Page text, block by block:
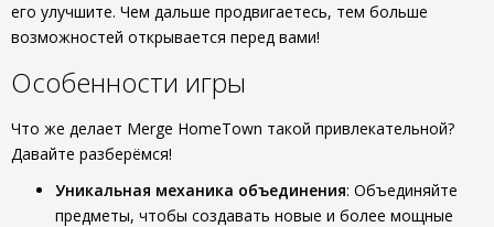
его улучшите. Чем дальше продвигаетесь, тем больше
возможностей открывается перед вами!
Особенности игры
Что же делает Merge HomeTown такой привлекательной?
Давайте разберёмся!
Уникальная механика объединения: Объединяйте
предметы, чтобы создавать новые и более мощные